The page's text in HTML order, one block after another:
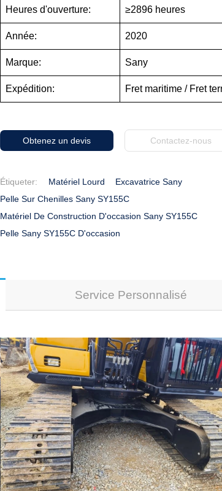
Heures d'ouverture: ≥2896 heures
Année: 2020
Marque: Sany
Expédition: Fret maritime / Fret
Obtenez un devis Contactez-nous
Étiqueter: Matériel Lourd
Excavatrice Sany
Pelle Sur Chenilles Sany SY155C
Matériel De Construction D'occasion Sany SY155C
Pelle Sany SY155C D'occasion
Service Personnalisé